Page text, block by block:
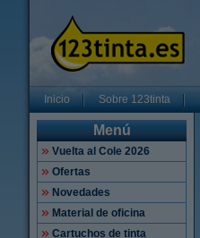
Inicio Sobre 123tinta
Menú
Vuelta al Cole 2026
Ofertas
Novedades
Material de oficina
Cartuchos de tinta